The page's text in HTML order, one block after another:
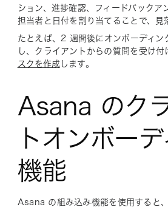
ション、進捗確認、フィードバックア
担当者と日付を割り当てることで、見
たとえば、2 週間後にオンボーディン
し、クライアントからの質問を受け付
スクを作成します。
Asana のク
トオンボー
機能
Asana の組み込み機能を使用すると